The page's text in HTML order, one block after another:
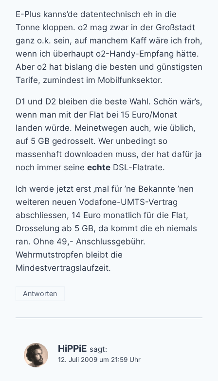
E-Plus kanns’de datentechnisch eh in die
Tonne kloppen. o2 mag zwar in der Großstadt
ganz o.k. sein, auf manchem Kaff wäre ich froh,
wenn ich überhaupt o2-Handy-Empfang hätte.
Aber o2 hat bislang die besten und günstigsten
Tarife, zumindest im Mobilfunksektor.
D1 und D2 bleiben die beste Wahl. Schön wär’s,
wenn man mit der Flat bei 15 Euro/Monat
landen würde. Meinetwegen auch, wie üblich,
auf 5 GB gedrosselt. Wer unbedingt so
massenhaft downloaden muss, der hat dafür ja
noch immer seine echte DSL-Flatrate.
Ich werde jetzt erst ‚mal für ’ne Bekannte ’nen
weiteren neuen Vodafone-UMTS-Vertrag
abschliessen, 14 Euro monatlich für die Flat,
Drosselung ab 5 GB, da kommt die eh niemals
ran. Ohne 49,- Anschlussgebühr.
Wehrmutstropfen bleibt die
Mindestvertragslaufzeit.
Antworten
HiPPiE sagt:
12. Juli 2009 um 21:59 Uhr